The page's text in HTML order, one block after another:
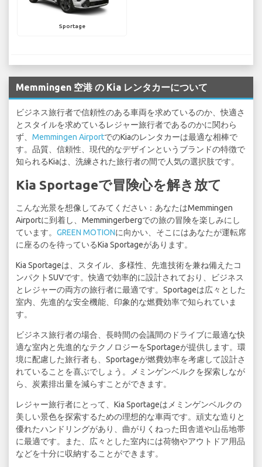
Sportage
Memmingen 空港 の Kia レンタカーについて
ビジネス旅行者で信頼性のある車両を求めているのか、快適さ
とスタイルを求めているレジャー旅行者であるのかに関わら
ず、 Memmingen AirportでのKiaのレンタカーは最適な相棒で
す。品質、信頼性、現代的なデザインというブランドの特徴で
知られるKiaは、洗練された旅行者の間で人気の選択肢です。
Kia Sportageで冒険心を解き放て
こんな光景を想像してみてください：あなたはMemmingen
Airportに到着し、Memmingerbergでの旅の冒険を楽しみにし
ています。 GREEN MOTIONに向かい、そこにはあなたが運転席
に座るのを待っているKia Sportageがあります。
Kia Sportageは、スタイル、多様性、先進技術を兼ね備えたコ
ンパクトSUVです。快適で効率的に設計されており、ビジネス
とレジャーの両方の旅行者に最適です。Sportageは広々とした
室内、先進的な安全機能、印象的な燃費効率で知られていま
す。
ビジネス旅行者の場合、長時間の会議間のドライブに最適な快
適な室内と先進的なテクノロジーをSportageが提供します。環
境に配慮した旅行者も、Sportageが燃費効率を考慮して設計さ
れていることを喜ぶでしょう。メミンゲンベルクを探索しなが
ら、炭素排出量を減らすことができます。
レジャー旅行者にとって、Kia Sportageはメミンゲンベルクの
美しい景色を探索するための理想的な車両です。頑丈な造りと
優れたハンドリングがあり、曲がりくねった田舎道や山岳地帯
に最適です。また、広々とした室内には荷物やアウトドア用品
などを十分に収納することができます。